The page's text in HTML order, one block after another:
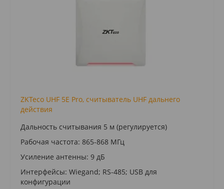
ZKTeco UHF 5E Pro, считыватель UHF дальнего
действия
Дальность считывания 5 м (регулируется)
Рабочая частота: 865-868 МГц
Усиление антенны: 9 дБ
Интерфейсы: Wiegand; RS-485; USB для
конфигурации